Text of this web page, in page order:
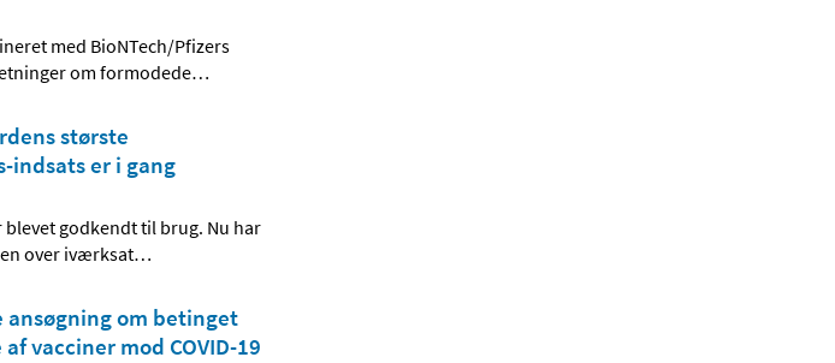
med BioNTech/Pfizers
om formodede…
største
indsats er i gang
blevet godkendt til brug. Nu har
over iværksat…
ansøgning om betinget
vacciner mod COVID-19